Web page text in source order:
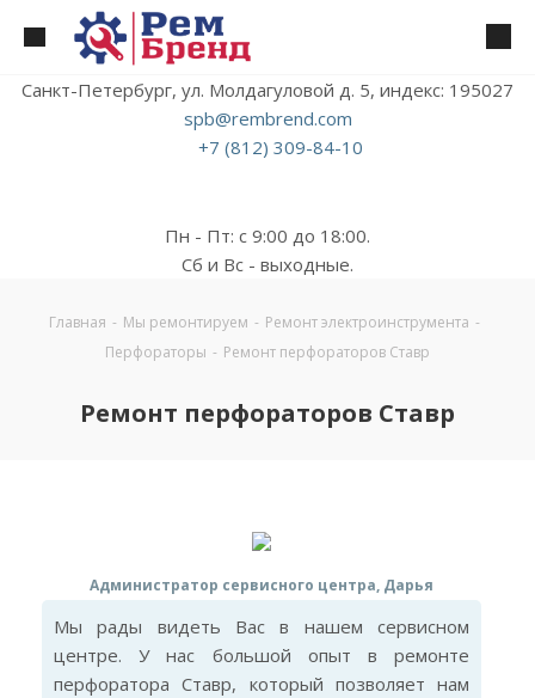
Санкт-Петербург, ул. Молдагуловой д. 5, индекс: 195027
spb@rembrend.com
+7 (812) 309-84-10
Пн - Пт: с 9:00 до 18:00.
Сб и Вс - выходные.
Главная - Мы ремонтируем - Ремонт электроинструмента -
Перфораторы - Ремонт перфораторов Ставр
Ремонт перфораторов Ставр
Администратор сервисного центра, Дарья
Мы рады видеть Вас в нашем сервисном
центре. У нас большой опыт в ремонте
перфоратора Ставр, который позволяет нам